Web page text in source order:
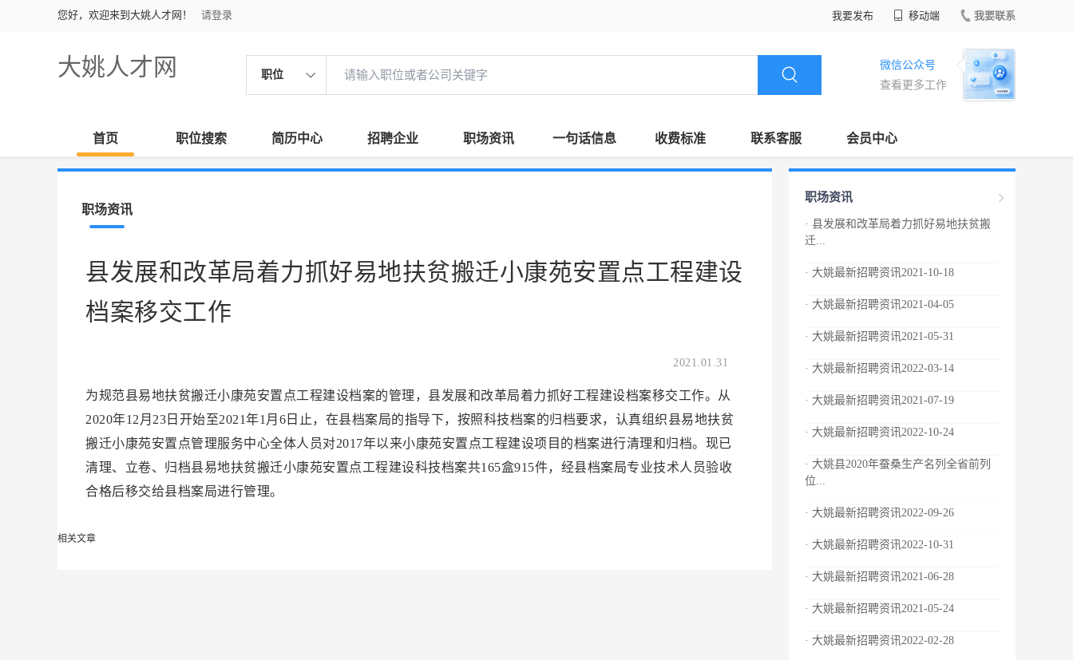
您好，欢迎来到大姚人才网！ 请登录 我要发布 移动端 我要联系
大姚人才网 职位
微信公众号
查看更多工作
首页 职位搜索 简历中心 招聘企业 职场资讯 一句话信息 收费标准 联系客服 会员中心
职场资讯
县发展和改革局着力抓好易地扶贫搬迁小康苑安置点工程建设
档案移交工作
2021.01.31
为规范县易地扶贫搬迁小康苑安置点工程建设档案的管理，县发展和改革局着力抓好工程建设档案移交工作。从
2020年12月23日开始至2021年1月6日止，在县档案局的指导下，按照科技档案的归档要求，认真组织县易地扶贫
搬迁小康苑安置点管理服务中心全体人员对2017年以来小康苑安置点工程建设项目的档案进行清理和归档。现已
清理、立卷、归档县易地扶贫搬迁小康苑安置点工程建设科技档案共165盒915件，经县档案局专业技术人员验收
合格后移交给县档案局进行管理。
相关文章
职场资讯
· 县发展和改革局着力抓好易地扶贫搬
迁...
· 大姚最新招聘资讯2021-10-18
· 大姚最新招聘资讯2021-04-05
· 大姚最新招聘资讯2021-05-31
· 大姚最新招聘资讯2022-03-14
· 大姚最新招聘资讯2021-07-19
· 大姚最新招聘资讯2022-10-24
· 大姚县2020年蚕桑生产名列全省前列
位...
· 大姚最新招聘资讯2022-09-26
· 大姚最新招聘资讯2022-10-31
· 大姚最新招聘资讯2021-06-28
· 大姚最新招聘资讯2021-05-24
· 大姚最新招聘资讯2022-02-28